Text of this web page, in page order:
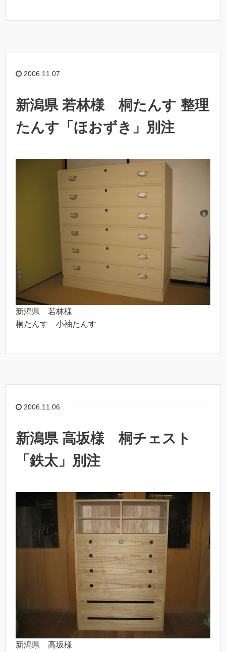
2006.11.07
新潟県 若林様 桐たんす 整理
たんす「ほおずき」別注
新潟県 若林様
桐たんす 小袖たんす
2006.11.06
新潟県 高坂様 桐チェスト
「鉄太」別注
新潟県 高坂様